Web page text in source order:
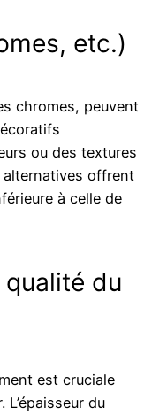
etc.)
chromes, peuvent
ou des textures
alternatives offrent
à celle de
du
est cruciale
du